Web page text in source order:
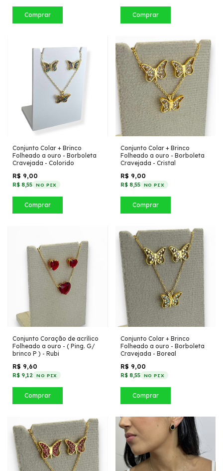
Comprar Comprar
Conjunto Colar + Brinco
Folheado a ouro - Borboleta
Cravejada - Colorido
R$ 9,00
R$ 8,55 NO PIX
Comprar
Conjunto Colar + Brinco
Folheado a ouro - Borboleta
Cravejada - Cristal
R$ 9,00
R$ 8,55 NO PIX
Comprar
Conjunto Coração de acrílico
Folheado a ouro - ( Ping. G/
brinco P ) - Rubi
R$ 9,60
R$ 9,12 NO PIX
Comprar
Conjunto Colar + Brinco
Folheado a ouro - Borboleta
Cravejada - Boreal
R$ 9,00
R$ 8,55 NO PIX
Comprar